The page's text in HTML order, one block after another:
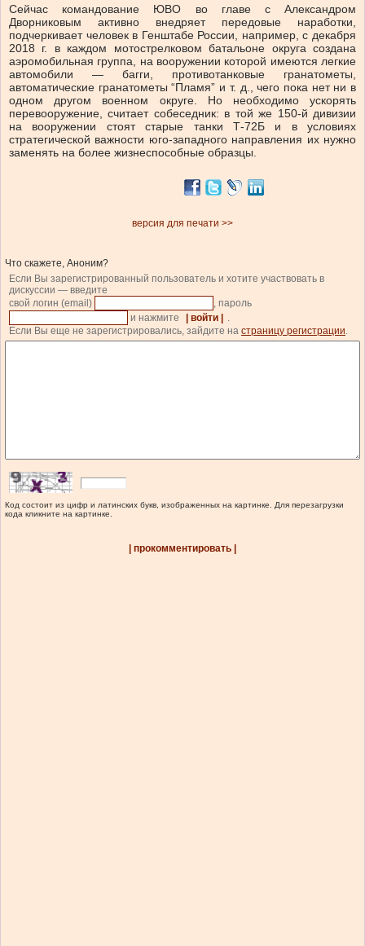
Сейчас командование ЮВО во главе с Александром
Дворниковым активно внедряет передовые наработки,
подчеркивает человек в Генштабе России, например, с декабря
2018 г. в каждом мотострелковом батальоне округа создана
аэромобильная группа, на вооружении которой имеются легкие
автомобили — багги, противотанковые гранатометы,
автоматические гранатометы “Пламя” и т. д., чего пока нет ни в
одном другом военном округе. Но необходимо ускорять
перевооружение, считает собеседник: в той же 150-й дивизии
на вооружении стоят старые танки Т-72Б и в условиях
стратегической важности юго-западного направления их нужно
заменять на более жизнеспособные образцы.
версия для печати >>
Что скажете, Аноним?
Если Вы зарегистрированный пользователь и хотите участвовать в
дискуссии — введите
свой логин (email)
, пароль
и нажмите
| войти |
.
Если Вы еще не зарегистрировались, зайдите на страницу регистрации.
Код состоит из цифр и латинских букв, изображенных на картинке. Для перезагрузки
кода кликните на картинке.
| прокомментировать |